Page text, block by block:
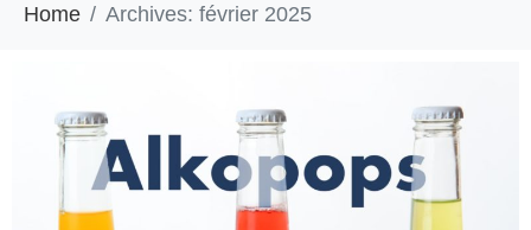
Home Archives: février 2025